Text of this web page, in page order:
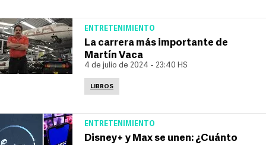
ENTRETENIMIENTO
La carrera más importante de
Martín Vaca
4 de julio de 2024 - 23:40 HS
LIBROS
ENTRETENIMIENTO
Disney+ y Max se unen: ¿Cuánto